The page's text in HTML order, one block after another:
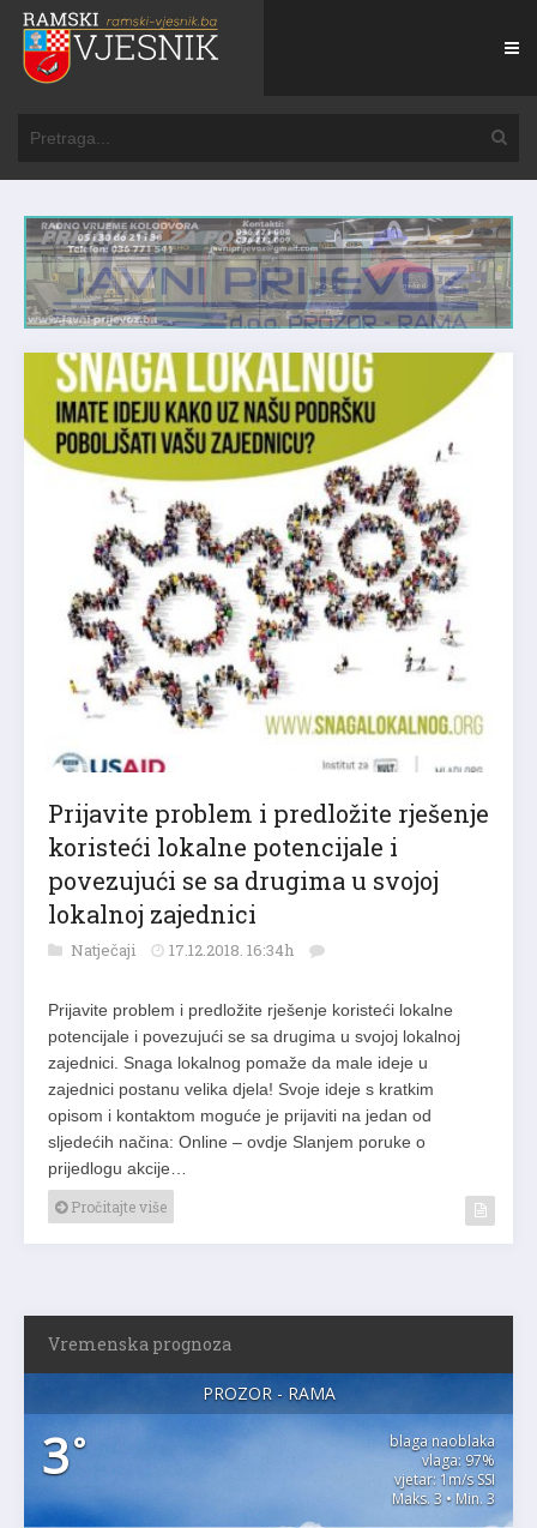
Prijavite problem i predložite rješenje
koristeći lokalne potencijale i
povezujući se sa drugima u svojoj
lokalnoj zajednici
Natječaji 17.12.2018. 16:34h
Prijavite problem i predložite rješenje koristeći lokalne
potencijale i povezujući se sa drugima u svojoj lokalnoj
zajednici. Snaga lokalnog pomaže da male ideje u
zajednici postanu velika djela! Svoje ideje s kratkim
opisom i kontaktom moguće je prijaviti na jedan od
sljedećih načina: Online – ovdje Slanjem poruke o
prijedlogu akcije…
Pročitajte više
Vremenska prognoza
PROZOR - RAMA
3°
blaga naoblaka
vlaga: 97%
vjetar: 1m/s SSI
Maks. 3 • Min. 3